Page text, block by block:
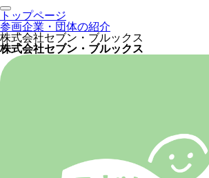
トップページ
参画企業・団体の紹介
株式会社セブン・ブルックス
株式会社セブン・ブルックス